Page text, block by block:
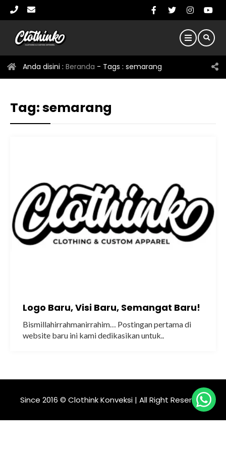
Anda disini : Beranda - Tags : semarang
Tag:semarang
Logo Baru, Visi Baru, Semangat Baru!
Bismillahirrahmanirrahim… Postingan pertama di
website baru ini kami dedikasikan untuk..
Since 2016 © Clothink Konveksi | All Right Reserved